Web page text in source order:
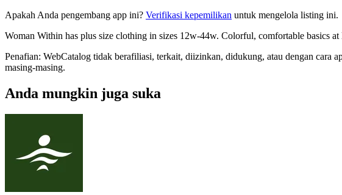
Apakah Anda pengembang app ini? Verifikasi kepemilikan untuk mengelola listing ini.
Woman Within has plus size clothing in sizes 12w-44w. Colorful, comfortable basics
Penafian: WebCatalog tidak berafiliasi, terkait, diizinkan, didukung, atau dengan cara
masing-masing.
Anda mungkin juga suka